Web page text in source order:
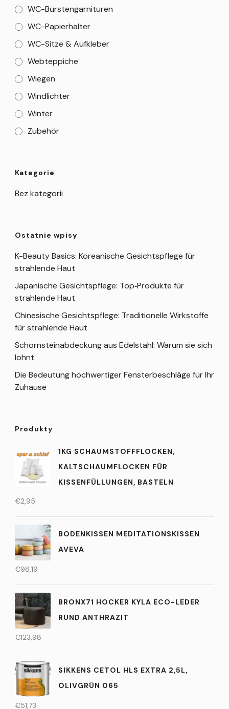
WC-Bürstengarnituren
WC-Papierhalter
WC-Sitze & Aufkleber
Webteppiche
Wiegen
Windlichter
Winter
Zubehör
Kategorie
Bez kategorii
Ostatnie wpisy
K-Beauty Basics: Koreanische Gesichtspflege für
strahlende Haut
Japanische Gesichtspflege: Top‑Produkte für
strahlende Haut
Chinesische Gesichtspflege: Traditionelle Wirkstoffe
für strahlende Haut
Schornsteinabdeckung aus Edelstahl: Warum sie sich
lohnt
Die Bedeutung hochwertiger Fensterbeschläge für Ihr
Zuhause
Produkty
1KG SCHAUMSTOFFFLOCKEN,
KALTSCHAUMFLOCKEN FÜR
KISSENFÜLLUNGEN, BASTELN
€2,95
BODENKISSEN MEDITATIONSKISSEN
AVEVA
€98,19
BRONX71 HOCKER KYLA ECO-LEDER
RUND ANTHRAZIT
€123,98
SIKKENS CETOL HLS EXTRA 2,5L,
OLIVGRÜN 065
€51,73